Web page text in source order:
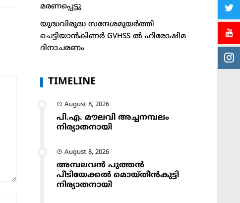
മരണപ്പെട്ടു
യുദ്ധവിരുദ്ധ സന്ദേശമുയർത്തി
ചെട്ടിയാൻകിണർ GVHSS ൽ ഹിരോഷിമ
ദിനാചരണം
TIMELINE
August 8, 2026
പി.എ. മൗലവി അച്ചനമ്പലം
നിര്യാതനായി
August 8, 2026
അമ്പലവൻ പുത്തൻ
പീടിയേക്കൽ മൊയ്തീൻകുട്ടി
നിര്യാതനായി